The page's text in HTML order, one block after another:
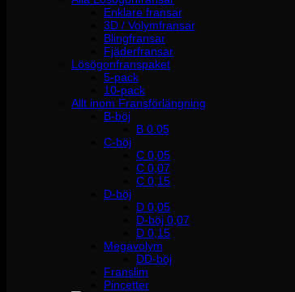
Enklare fransar
3D / Volymfransar
Blingfransar
Fjäderfransar
Lösögonfranspaket
5-pack
10-pack
Allt inom Fransförlängning
B-böj
B 0.05
C-böj
C 0,05
C 0,07
C 0,15
D-böj
D 0,05
D-böj 0,07
D 0,15
Megavolym
DD-böj
Franslim
Pincetter